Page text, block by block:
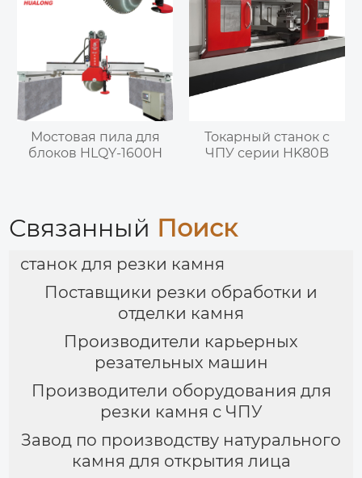
Мостовая пила для
блоков HLQY-1600H
Токарный станок с
ЧПУ серии HK80B
Связанный Поиск
станок для резки камня
Поставщики резки обработки и
отделки камня
Производители карьерных
резательных машин
Производители оборудования для
резки камня с ЧПУ
Завод по производству натурального
камня для открытия лица